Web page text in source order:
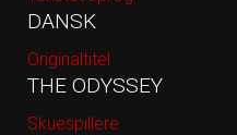
DANSK
Originaltitel
THE ODYSSEY
Skuespillere